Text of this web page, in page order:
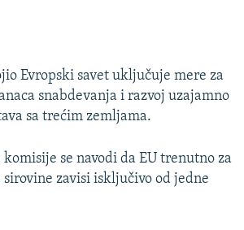
Evropski savet uključuje mere za
snabdevanja i razvoj uzajamno
sa trećim zemljama.
se navodi da EU trenutno za
zavisi isključivo od jedne